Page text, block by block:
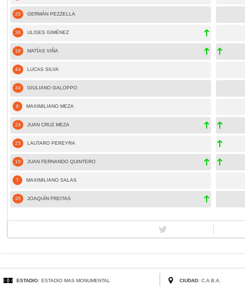
20 GERMÁN PEZZELLA
36 ULISES GIMÉNEZ
18 MATÍAS VIÑA
44 LUCAS SILVA
34 GIULIANO GALOPPO
8 MAXIMILIANO MEZA
24 JUAN CRUZ MEZA
25 LAUTARO PEREYRA
10 JUAN FERNANDO QUINTERO
7 MAXIMILIANO SALAS
35 JOAQUÍN FREITAS
ESTADIO: ESTADIO MAS MONUMENTAL CIUDAD: C.A.B.A.